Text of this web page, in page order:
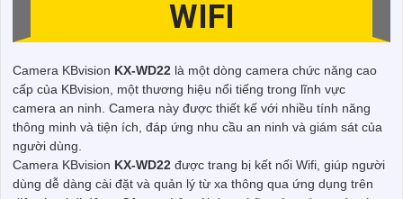
WIFI
Camera KBvision KX-WD22 là một dòng camera chức năng cao
cấp của KBvision, một thương hiệu nổi tiếng trong lĩnh vực
camera an ninh. Camera này được thiết kế với nhiều tính năng
thông minh và tiện ích, đáp ứng nhu cầu an ninh và giám sát của
người dùng.
Camera KBvision KX-WD22 được trang bị kết nối Wifi, giúp người
dùng dễ dàng cài đặt và quản lý từ xa thông qua ứng dụng trên